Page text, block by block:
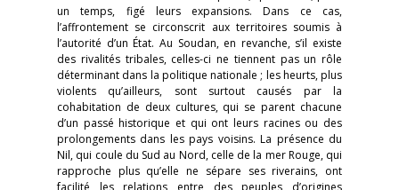
un temps, figé leurs expansions. Dans ce cas,
l’affrontement se circonscrit aux territoires soumis à
l’autorité d’un État. Au Soudan, en revanche, s’il existe
des rivalités tribales, celles-ci ne tiennent pas un rôle
déterminant dans la politique nationale ; les heurts, plus
violents qu’ailleurs, sont surtout causés par la
cohabitation de deux cultures, qui se parent chacune
d’un passé historique et qui ont leurs racines ou des
prolongements dans les pays voisins. La présence du
Nil, qui coule du Sud au Nord, celle de la mer Rouge, qui
rapproche plus qu’elle ne sépare ses riverains, ont
facilité les relations entre des peuples d’origines